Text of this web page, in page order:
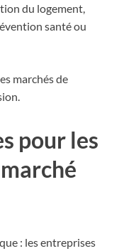
du logement,
santé ou
marchés de
pour les
: les entreprises